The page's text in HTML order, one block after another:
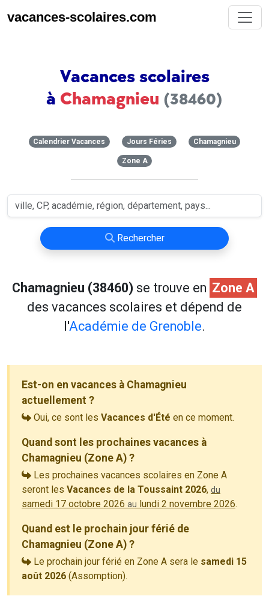
vacances-scolaires.com
Vacances scolaires
à Chamagnieu (38460)
Calendrier Vacances Jours Féries Chamagnieu
Zone A
Rechercher
Chamagnieu (38460) se trouve en Zone A
des vacances scolaires et dépend de
l'Académie de Grenoble.
Est-on en vacances à Chamagnieu
actuellement ?
Oui, ce sont les Vacances d'Été en ce moment.
Quand sont les prochaines vacances à
Chamagnieu (Zone A) ?
Les prochaines vacances scolaires en Zone A
seront les Vacances de la Toussaint 2026, du
samedi 17 octobre 2026 au lundi 2 novembre 2026.
Quand est le prochain jour férié de
Chamagnieu (Zone A) ?
Le prochain jour férié en Zone A sera le samedi 15
août 2026 (Assomption).